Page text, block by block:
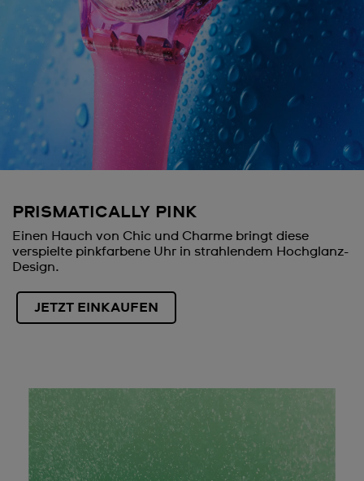
PRISMATICALLY PINK
Einen Hauch von Chic und Charme bringt diese
verspielte pinkfarbene Uhr in strahlendem Hochglanz-
Design.
JETZT EINKAUFEN